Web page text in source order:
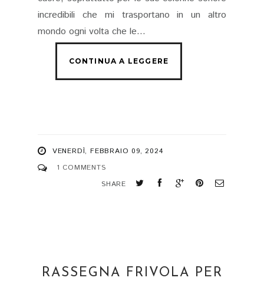
incredibili che mi trasportano in un altro
mondo ogni volta che le...
VENERDÌ, FEBBRAIO 09, 2024
1 COMMENTS
SHARE
RASSEGNA FRIVOLA PER